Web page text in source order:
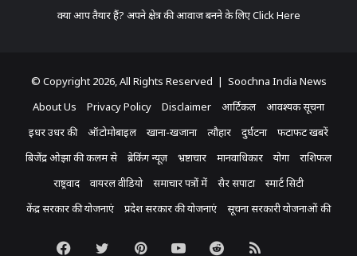
क्या आप तैयार हैं? अपने क्षेत्र की आवाज बनने के लिएClick Here
© Copyright 2026, All Rights Reserved | Soochna India News
About Us
Privacy Policy Disclaimer आर्टिकल
आवश्यक सूचना
इधर उधर की
ऑटोमोबाइल खाना-खजाना त्यौहार दुर्घटना
फटाफट खबरें
बिजेंद्र ओझा की कलम से
ब्रेकिंग न्यूज़ भ्रष्टाचार मानवाधिकार योगा
राशिफल
राष्ट्रवाद
वायरल वीडियो समाचार पत्रों में सैर सपाटा
स्मार्ट सिटी
केंद्र सरकार की योजनाएं
प्रदेश सरकार की योजनाएं सूचना सरकारी योजनाओं की
Facebook
TwitterPinterestYouTubeReddit